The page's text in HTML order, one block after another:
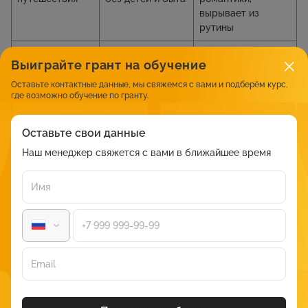
вырывает из
рутины
образом себя
эксперименты с
внешностью,
телесная
уверенности,
сексуальности,
Совместные
увлечения
Хобби, спорт,
творчество,
эмоциональная
«единства»
Интригующий
флирт в
повседневности
намёками,
прикосновения,
влечение,
тонкая
Выиграйте грант на обучение
Оставьте контактные данные, мы свяжемся с вами и подберём курс,
где возможно обучение по гранту.
Оставьте свои данные
Наш менеджер свяжется с вами в ближайшее время